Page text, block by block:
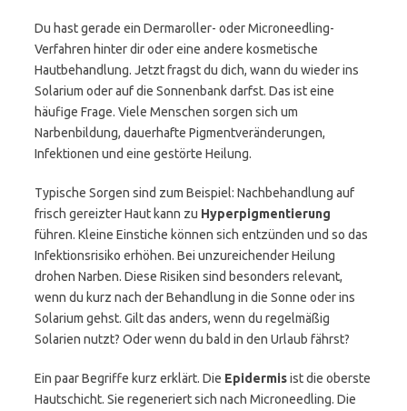
Du hast gerade ein Dermaroller- oder Microneedling-
Verfahren hinter dir oder eine andere kosmetische
Hautbehandlung. Jetzt fragst du dich, wann du wieder ins
Solarium oder auf die Sonnenbank darfst. Das ist eine
häufige Frage. Viele Menschen sorgen sich um
Narbenbildung, dauerhafte Pigmentveränderungen,
Infektionen und eine gestörte Heilung.
Typische Sorgen sind zum Beispiel: Nachbehandlung auf
frisch gereizter Haut kann zu Hyperpigmentierung
führen. Kleine Einstiche können sich entzünden und so das
Infektionsrisiko erhöhen. Bei unzureichender Heilung
drohen Narben. Diese Risiken sind besonders relevant,
wenn du kurz nach der Behandlung in die Sonne oder ins
Solarium gehst. Gilt das anders, wenn du regelmäßig
Solarien nutzt? Oder wenn du bald in den Urlaub fährst?
Ein paar Begriffe kurz erklärt. Die Epidermisist die oberste
Hautschicht. Sie regeneriert sich nach Microneedling. Die